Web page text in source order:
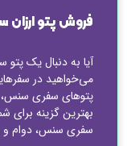
فروش پتو
آیا به دنبال یک
می‌خواهید در
پتوهای سفری سنس،
بهترین گزینه برای
سفری سنس، دوام و